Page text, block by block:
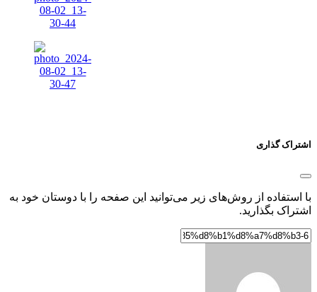
اشتراک گذاری
با استفاده از روش‌های زیر می‌توانید این صفحه را با دوستان خود به
اشتراک بگذارید.